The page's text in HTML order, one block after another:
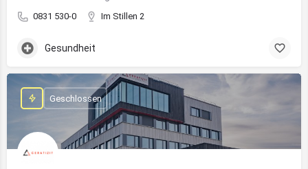
0831 530-0 Im Stillen 2
Gesundheit
Geschlossen